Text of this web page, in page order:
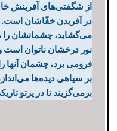
از شگفتی‌های آفرینش
در آفریدن خفّاشان است.
می‌گشاید، چشمانشان را
نور درخشان ناتوان است
فرومی برد، چشمان آنها
بر سیاهی دیده‌ها
برمی‌گزیند تا در پرتو